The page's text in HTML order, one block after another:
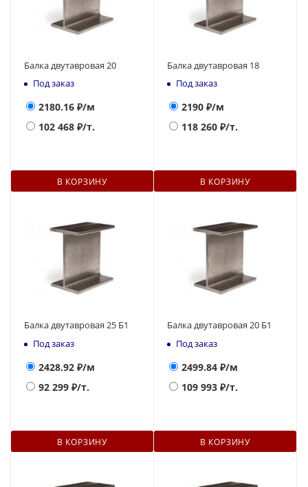
Балка двутавровая 20
Под заказ
2180.16 ₽/м
102 468 ₽/т.
В КОРЗИНУ
Балка двутавровая 18
Под заказ
2190 ₽/м
118 260 ₽/т.
В КОРЗИНУ
Балка двутавровая 25 Б1
Под заказ
2428.92 ₽/м
92 299 ₽/т.
В КОРЗИНУ
Балка двутавровая 20 Б1
Под заказ
2499.84 ₽/м
109 993 ₽/т.
В КОРЗИНУ